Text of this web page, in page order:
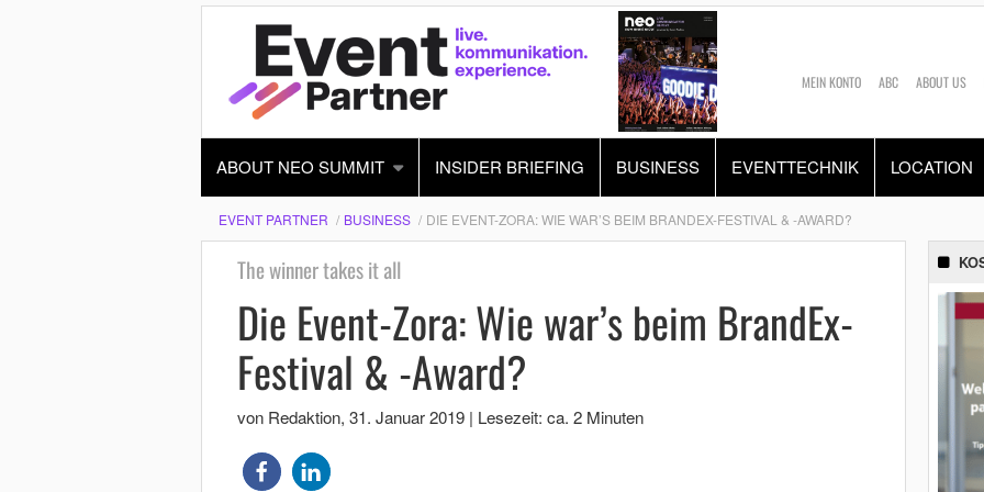
MEIN KONTO ABC ABOUT US
ABOUT NEO SUMMIT INSIDER BRIEFING BUSINESS EVENTTECHNIK LOCATION
EVENT PARTNER BUSINESS DIE EVENT-ZORA: WIE WAR’S BEIM BRANDEX-FESTIVAL & -AWARD?
The winner takes it all
Die Event-Zora: Wie war’s beim BrandEx-
Festival & -Award?
von Redaktion, 31. Januar 2019 | Lesezeit: ca. 2 Minuten